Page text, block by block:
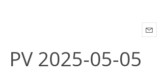
PV 2025-05-05